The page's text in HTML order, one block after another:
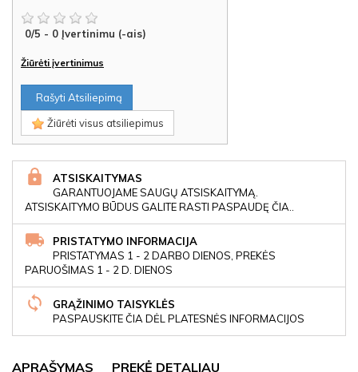
0/5 - 0 Įvertinimu (-ais)
Žiūrėti įvertinimus
Rašyti Atsiliepimą
Žiūrėti visus atsiliepimus
ATSISKAITYMAS
GARANTUOJAME SAUGŲ ATSISKAITYMĄ.
ATSISKAITYMO BŪDUS GALITE RASTI PASPAUDĘ ČIA..
PRISTATYMO INFORMACIJA
PRISTATYMAS 1 - 2 DARBO DIENOS, PREKĖS
PARUOŠIMAS 1 - 2 D. DIENOS
GRĄŽINIMO TAISYKLĖS
PASPAUSKITE ČIA DĖL PLATESNĖS INFORMACIJOS
APRAŠYMAS PREKĖ DETALIAU